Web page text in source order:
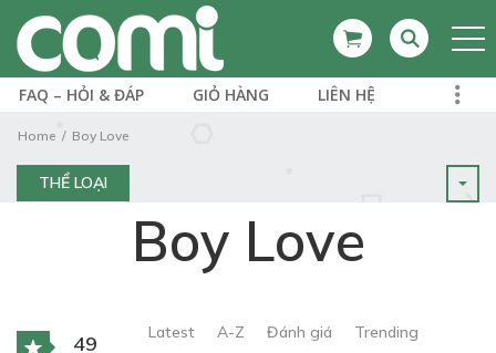
FAQ – HỎI & ĐÁP GIỎ HÀNG LIÊN HỆ
Home Boy Love
THỂ LOẠI
Boy Love
49
Latest A-Z Đánh giá Trending